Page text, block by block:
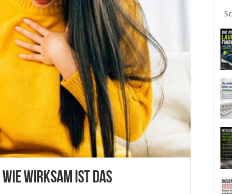
wie wirksam ist das